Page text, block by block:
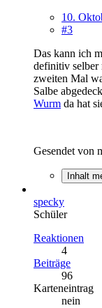
10.
#3
Das kann ich
definitiv selber
zweiten Mal
Salbe
Wurm da hat
Gesendet von
Inhalt
specky
Schüler
Reaktionen
4
Beiträge
96
Karteneintrag
nein